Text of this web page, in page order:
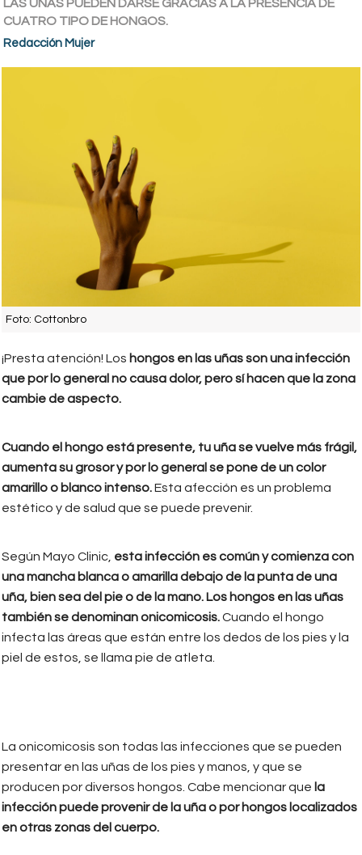
LAS UÑAS PUEDEN DARSE GRACIAS A LA PRESENCIA DE
CUATRO TIPO DE HONGOS.
Redacción Mujer
Foto: Cottonbro
¡Presta atención! Los hongos en las uñas son una infección
que por lo general no causa dolor, pero sí hacen que la zona
cambie de aspecto.
Cuando el hongo está presente, tu uña se vuelve más frágil,
aumenta su grosor y por lo general se pone de un color
amarillo o blanco intenso.Esta afección es un problema
estético y de salud que se puede prevenir.
Según Mayo Clinic, esta infección es común y comienza con
una mancha blanca o amarilla debajo de la punta de una
uña, bien sea del pie o de la mano. Los hongos en las uñas
también se denominan onicomicosis.Cuando el hongo
infecta las áreas que están entre los dedos de los pies y la
piel de estos, se llama pie de atleta.
La onicomicosis son todas las infecciones que se pueden
presentar en las uñas de los pies y manos, y que se
producen por diversos hongos. Cabe mencionar que la
infección puede provenir de la uña o por hongos localizados
en otras zonas del cuerpo.